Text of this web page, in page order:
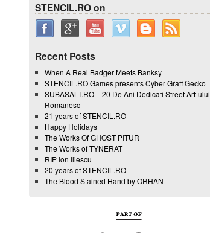
STENCIL.RO on
Recent Posts
When A Real Badger Meets Banksy
STENCIL.RO Games presents Cyber Graff Gecko
SUBASALT.RO – 20 De Ani Dedicati Street Art-ului
Romanesc
21 years of STENCIL.RO
Happy Holidays
The Works Of GHOST PITUR
The Works of TYNERAT
RIP Ion Iliescu
20 years of STENCIL.RO
The Blood Stained Hand by ORHAN